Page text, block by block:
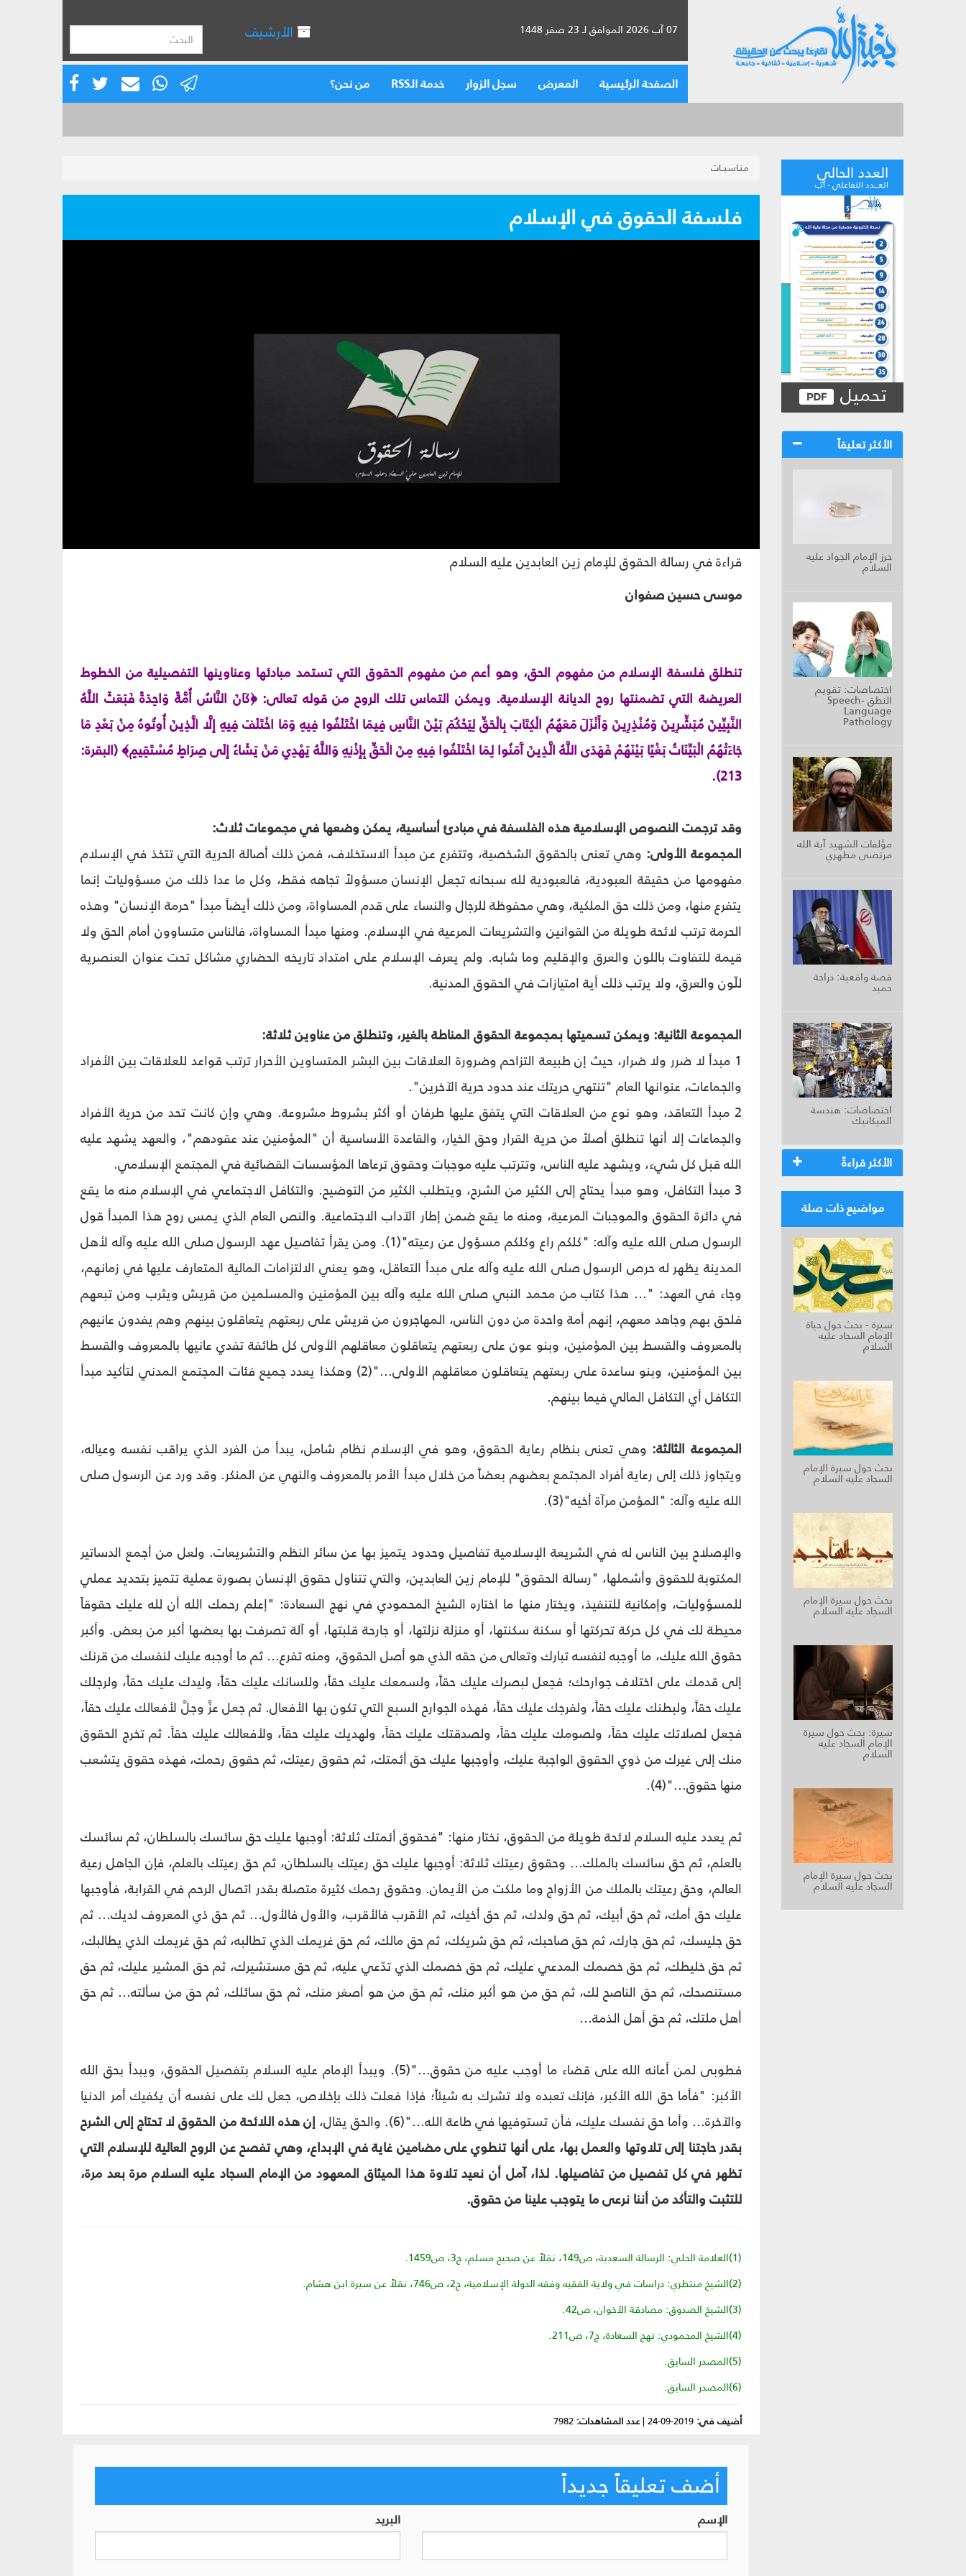
07 آب 2026 الموافق لـ 23 صفر 1448 الأرشيف
الصفحة الرئيسية المعرض سجل الزوار خدمة الـRSS من نحن؟
العدد الحالي
العـــدد التفاعلي - آب
تحميل
الأكثر تعليقاً
حرز الإمام الجواد عليه
السلام
اختصاصات: تقويم
النطق Speech-
Language
Pathology
مؤلفات الشهيد آية الله
مرتضى مطهري
قصة واقعية: دراجة
حميد
اختصاصات: هندسة
الميكانيك
الأكثر قراءةً
مواضيع ذات صلة
سيرة - بحث حول حياة
الإمام السجاد عليه
السلام
بحث حول سيرة الإمام
السجاد عليه السلام
بحث حول سيرة الإمام
السجاد عليه السلام
سيرة: بحث حول سيرة
الإمام السجاد عليه
السلام
بحث حول سيرة الإمام
السجاد عليه السلام
منـاسبــات
فلسفة الحقوق في الإسلام
قراءة في رسالة الحقوق للإمام زين العابدين عليه السلام
موسى حسين صفوان
تنطلق فلسفة الإسلام من مفهوم الحق، وهو أعم من مفهوم الحقوق التي تستمد مبادئها وعناوينها التفصيلية من الخطوط
العريضة التي تضمنتها روح الديانة الإسلامية. ويمكن التماس تلك الروح من قوله تعالى:﴿كَانَ النَّاسُ أُمَّةً وَاحِدَةً فَبَعَثَ اللَّهُ
النَّبِيِّينَ مُبَشِّرِينَ وَمُنْذِرِينَ وَأَنْزَلَ مَعَهُمُ الْكِتَابَ بِالْحَقِّ لِيَحْكُمَ بَيْنَ النَّاسِ فِيمَا اخْتَلَفُوا فِيهِ وَمَا اخْتَلَفَ فِيهِ إِلَّا الَّذِينَ أُوتُوهُ مِنْ بَعْدِ مَا
جَاءَتْهُمُ الْبَيِّنَاتُ بَغْيًا بَيْنَهُمْ فَهَدَى اللَّهُ الَّذِينَ آَمَنُوا لِمَا اخْتَلَفُوا فِيهِ مِنَ الْحَقِّ بِإِذْنِهِ وَاللَّهُ يَهْدِي مَنْ يَشَاءُ إِلَى صِرَاطٍ مُسْتَقِيمٍ﴾(البقرة:
213).
وقد ترجمت النصوص الإسلامية هذه الفلسفة في مبادئ أساسية، يمكن وضعها في مجموعات ثلاث:
المجموعة الأولى: وهي تعنى بالحقوق الشخصية، وتتفرع عن مبدأ الاستخلاف، فمن ذلك أصالة الحرية التي تتخذ في الإسلام
مفهومها من حقيقة العبودية، فالعبودية لله سبحانه تجعل الإنسان مسؤولاً تجاهه فقط، وكل ما عدا ذلك من مسؤوليات إنما
يتفرع منها، ومن ذلك حق الملكية، وهي محفوظة للرجال والنساء على قدم المساواة، ومن ذلك أيضاً مبدأ "حرمة الإنسان" وهذه
الحرمة ترتب لائحة طويلة من القوانين والتشريعات المرعية في الإسلام. ومنها مبدأ المساواة، فالناس متساوون أمام الحق ولا
قيمة للتفاوت باللون والعرق والإقليم وما شابه. ولم يعرف الإسلام على امتداد تاريخه الحضاري مشاكل تحت عنوان العنصرية
للّون والعرق، ولا يرتب ذلك أية امتيازات في الحقوق المدنية.
المجموعة الثانية: ويمكن تسميتها بمجموعة الحقوق المناطة بالغير، وتنطلق من عناوين ثلاثة:
1 مبدأ لا ضرر ولا ضرار، حيث إن طبيعة التزاحم وضرورة العلاقات بين البشر المتساوين الأحرار ترتب قواعد للعلاقات بين الأفراد
والجماعات، عنوانها العام "تنتهي حريتك عند حدود حرية الآخرين".
2 مبدأ التعاقد، وهو نوع من العلاقات التي يتفق عليها طرفان أو أكثر بشروط مشروعة. وهي وإن كانت تحد من حرية الأفراد
والجماعات إلا أنها تنطلق أصلاً من حرية القرار وحق الخيار، والقاعدة الأساسية أن "المؤمنين عند عقودهم"، والعهد يشهد عليه
الله قبل كل شيء، ويشهد عليه الناس، وتترتب عليه موجبات وحقوق ترعاها المؤسسات القضائية في المجتمع الإسلامي.
3 مبدأ التكافل، وهو مبدأ يحتاج إلى الكثير من الشرح، ويتطلب الكثير من التوضيح. والتكافل الاجتماعي في الإسلام منه ما يقع
في دائرة الحقوق والموجبات المرعية، ومنه ما يقع ضمن إطار الآداب الاجتماعية. والنص العام الذي يمس روح هذا المبدأ قول
الرسول صلى الله عليه وآله: "كلكم راع وكلكم مسؤول عن رعيته"(1). ومن يقرأ تفاصيل عهد الرسول صلى الله عليه وآله لأهل
المدينة يظهر له حرص الرسول صلى الله عليه وآله على مبدأ التعاقل، وهو يعني الالتزامات المالية المتعارف عليها في زمانهم،
وجاء في العهد: "... هذا كتاب من محمد النبي صلى الله عليه وآله بين المؤمنين والمسلمين من قريش ويثرب ومن تبعهم
فلحق بهم وجاهد معهم، إنهم أمة واحدة من دون الناس، المهاجرون من قريش على ربعتهم يتعاقلون بينهم وهم يفدون عانيهم
بالمعروف والقسط بين المؤمنين، وبنو عون على ربعتهم يتعاقلون معاقلهم الأولى كل طائفة تفدي عانيها بالمعروف والقسط
بين المؤمنين، وبنو ساعدة على ربعتهم يتعاقلون معاقلهم الأولى..."(2) وهكذا يعدد جميع فئات المجتمع المدني لتأكيد مبدأ
التكافل أي التكافل المالي فيما بينهم.
المجموعة الثالثة: وهي تعنى بنظام رعاية الحقوق، وهو في الإسلام نظام شامل، يبدأ من الفرد الذي يراقب نفسه وعياله،
ويتجاوز ذلك إلى رعاية أفراد المجتمع بعضهم بعضاً من خلال مبدأ الأمر بالمعروف والنهي عن المنكر. وقد ورد عن الرسول صلى
الله عليه وآله: "المؤمن مرآة أخيه"(3).
والإصلاح بين الناس له في الشريعة الإسلامية تفاصيل وحدود يتميز بها عن سائر النظم والتشريعات. ولعل من أجمع الدساتير
المكتوبة للحقوق وأشملها، "رسالة الحقوق" للإمام زين العابدين، والتي تتناول حقوق الإنسان بصورة عملية تتميز بتحديد عملي
للمسؤوليات، وإمكانية للتنفيذ، ويختار منها ما اختاره الشيخ المحمودي في نهج السعادة: "إعلم رحمك الله أن لله عليك حقوقاً
محيطة لك في كل حركة تحركتها أو سكنة سكنتها، أو منزلة نزلتها، أو جارحة قلبتها، أو آلة تصرفت بها بعضها أكبر من بعض. وأكبر
حقوق الله عليك، ما أوجبه لنفسه تبارك وتعالى من حقه الذي هو أصل الحقوق، ومنه تفرع... ثم ما أوجبه عليك لنفسك من قرنك
إلى قدمك على اختلاف جوارحك؛ فجعل لبصرك عليك حقاً، ولسمعك عليك حقاً، وللسانك عليك حقاً، وليدك عليك حقاً، ولرجلك
عليك حقاً، ولبطنك عليك حقاً، ولفرجك عليك حقاً، فهذه الجوارح السبع التي تكون بها الأفعال. ثم جعل عزَّ وجلَّ لأفعالك عليك حقاً،
فجعل لصلاتك عليك حقاً، ولصومك عليك حقاً، ولصدقتك عليك حقاً، ولهديك عليك حقاً، ولأفعالك عليك حقاً. ثم تخرج الحقوق
منك إلى غيرك من ذوي الحقوق الواجبة عليك، وأوجبها عليك حق أئمتك، ثم حقوق رعيتك، ثم حقوق رحمك، فهذه حقوق يتشعب
منها حقوق..."(4).
ثم يعدد عليه السلام لائحة طويلة من الحقوق، نختار منها: "فحقوق أئمتك ثلاثة: أوجبها عليك حق سائسك بالسلطان، ثم سائسك
بالعلم، ثم حق سائسك بالملك... وحقوق رعيتك ثلاثة: أوجبها عليك حق رعيتك بالسلطان، ثم حق رعيتك بالعلم، فإن الجاهل رعية
العالم، وحق رعيتك بالملك من الأزواج وما ملكت من الأيمان. وحقوق رحمك كثيرة متصلة بقدر اتصال الرحم في القرابة، فأوجبها
عليك حق أمك، ثم حق أبيك، ثم حق ولدك، ثم حق أخيك، ثم الأقرب فالأقرب، والأول فالأول... ثم حق ذي المعروف لديك... ثم
حق جليسك، ثم حق جارك، ثم حق صاحبك، ثم حق شريكك، ثم حق مالك، ثم حق غريمك الذي تطالبه، ثم حق غريمك الذي يطالبك،
ثم حق خليطك، ثم حق خصمك المدعي عليك، ثم حق خصمك الذي تدّعي عليه، ثم حق مستشيرك، ثم حق المشير عليك، ثم حق
مستنصحك، ثم حق الناصح لك، ثم حق من هو أكبر منك، ثم حق من هو أصغر منك، ثم حق سائلك، ثم حق من سألته... ثم حق
أهل ملتك، ثم حق أهل الذمة...
فطوبى لمن أعانه الله على قضاء ما أوجب عليه من حقوق..."(5). ويبدأ الإمام عليه السلام بتفصيل الحقوق، ويبدأ بحق الله
الأكبر: "فأما حق الله الأكبر، فإنك تعبده ولا تشرك به شيئاً؛ فإذا فعلت ذلك بإخلاص، جعل لك على نفسه أن يكفيك أمر الدنيا
والآخرة... وأما حق نفسك عليك، فأن تستوفيها في طاعة الله..."(6). والحق يقال،
إن هذه اللائحة من الحقوق لا تحتاج إلى الشرح
بقدر حاجتنا إلى تلاوتها والعمل بها، على أنها تنطوي على مضامين غاية في الإبداع، وهي تفصح عن الروح العالية للإسلام التي
تظهر في كل تفصيل من تفاصيلها. لذا، آمل أن نعيد تلاوة هذا الميثاق المعهود من الإمام السجاد عليه السلام مرة بعد مرة،
للتثبت والتأكد من أننا نرعى ما يتوجب علينا من حقوق.
(1)العلامة الحلي: الرسالة السعدية، ص149، نقلاً عن صحيح مسلم، ج3، ص1459.
(2)الشيخ منتظري: دراسات في ولاية الفقيه وفقه الدولة الإسلامية، ج2، ص746، نقلاً عن سيرة ابن هشام.
(3)الشيخ الصدوق: مصادقة الأخوان، ص42.
(4)الشيخ المحمودي: نهج السعادة، ج7، ص211.
(5)المصدر السابق.
(6)المصدر السابق.
أضيف في: 2019-09-24
|عدد المشاهدات: 7982
أضف تعليقاً جديداً
الإسم البريد